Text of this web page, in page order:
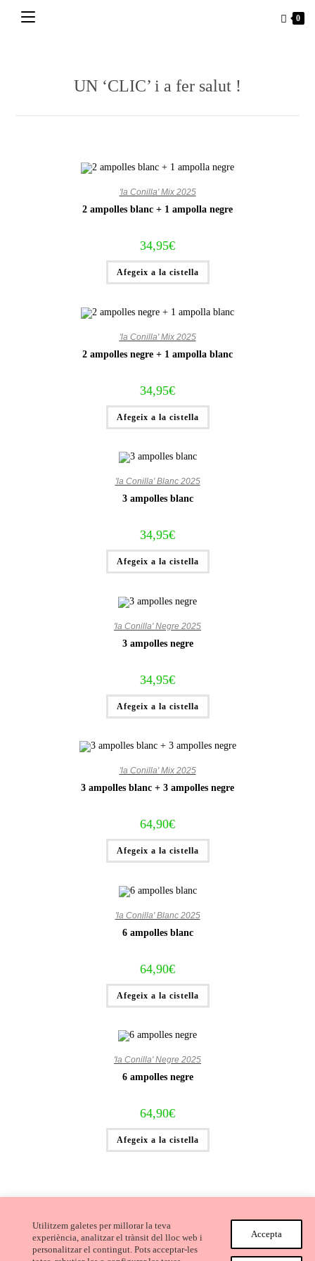
Utilitzem galetes per millorar la teva
experiència, analitzar el trànsit del lloc web i
personalitzar el contingut. Pots acceptar-les
Accepta
0
UN ‘CLIC’ i a fer salut !
'la Conilla' Mix 2025
2 ampolles blanc + 1 ampolla negre
34,95€
Afegeix a la cistella
'la Conilla' Mix 2025
2 ampolles negre + 1 ampolla blanc
34,95€
Afegeix a la cistella
'la Conilla' Blanc 2025
3 ampolles blanc
34,95€
Afegeix a la cistella
'la Conilla' Negre 2025
3 ampolles negre
34,95€
Afegeix a la cistella
'la Conilla' Mix 2025
3 ampolles blanc + 3 ampolles negre
64,90€
Afegeix a la cistella
'la Conilla' Blanc 2025
6 ampolles blanc
64,90€
Afegeix a la cistella
'la Conilla' Negre 2025
6 ampolles negre
64,90€
Afegeix a la cistella
Avís Legal i Condicions de compra Cookies